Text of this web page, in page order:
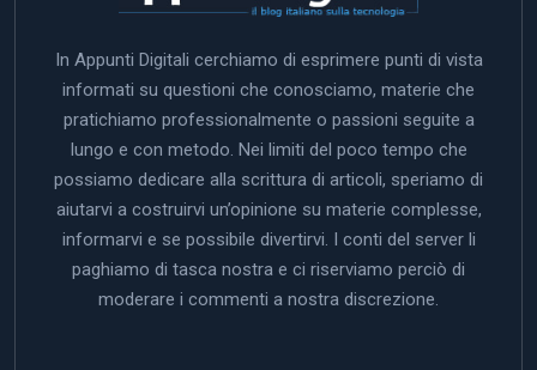
In Appunti Digitali cerchiamo di esprimere punti di vista
informati su questioni che conosciamo, materie che
pratichiamo professionalmente o passioni seguite a
lungo e con metodo. Nei limiti del poco tempo che
possiamo dedicare alla scrittura di articoli, speriamo di
aiutarvi a costruirvi un’opinione su materie complesse,
informarvi e se possibile divertirvi. I conti del server li
paghiamo di tasca nostra e ci riserviamo perciò di
moderare i commenti a nostra discrezione.